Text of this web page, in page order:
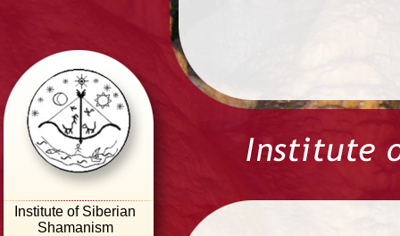
Institute of Siberian
Shamanism